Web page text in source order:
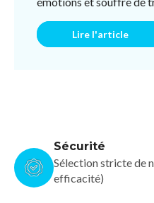
Lire l'article
Sécurité
Sélection stricte de
efficacité)